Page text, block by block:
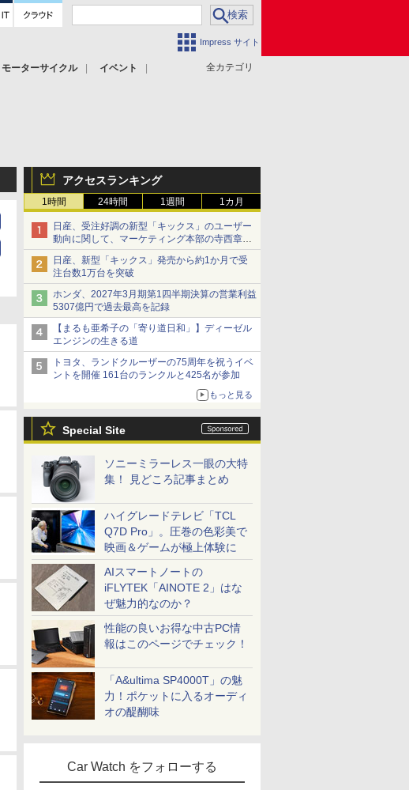
Impress サイト
全カテゴリ
モーターサイクル
イベント
アクセスランキング
1時間 24時間 1週間 1カ月
日産、受注好調の新型「キックス」のユーザー
動向に関して、マーケティング本部の寺西章氏
が解説
日産、新型「キックス」発売から約1か月で受
注台数1万台を突破
ホンダ、2027年3月期第1四半期決算の営業利益
5307億円で過去最高を記録
【まるも亜希子の「寄り道日和」】ディーゼル
エンジンの生きる道
トヨタ、ランドクルーザーの75周年を祝うイベ
ントを開催 161台のランクルと425名が参加
もっと見る
Special Site
ソニーミラーレス一眼の大特
集！ 見どころ記事まとめ
ハイグレードテレビ「TCL
Q7D Pro」。圧巻の色彩美で
映画＆ゲームが極上体験に
AIスマートノートの
iFLYTEK「AINOTE 2」はな
ぜ魅力的なのか？
性能の良いお得な中古PC情
報はこのページでチェック！
「A&ultima SP4000T」の魅
力！ポケットに入るオーディ
オの醍醐味
Car Watch をフォローする